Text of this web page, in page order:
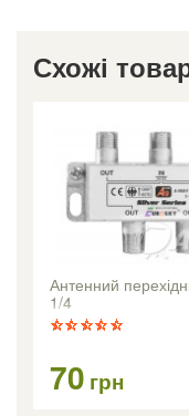
Схожі
Антенний
1/4
70 грн